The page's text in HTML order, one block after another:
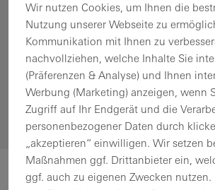
2 Optimale Performance im
3 Design im Fokus
Wir nutzen Cookies, um Ihnen die
Nutzung unserer Webseite zu
Kommunikation mit Ihnen zu
nachvollziehen, welche Inhalte Sie
(Präferenzen & Analyse) und Ihnen
Werbung (Marketing) anzeigen, wenn
Zugriff auf Ihr Endgerät und die
personenbezogener Daten durch
„akzeptieren“ einwilligen. Wir setzen
Maßnahmen ggf. Drittanbieter ein,
ggf. auch zu eigenen Zwecken nutzen.